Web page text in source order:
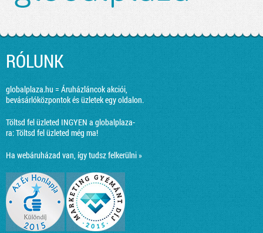
RÓLUNK
globalplaza.hu = Áruházláncok akciói,
bevásárlóközpontok és üzletek egy oldalon.
Töltsd fel üzleted INGYEN a globalplaza-
ra:Töltsd fel üzleted még ma!
Ha webáruházad van, így tudsz felkerülni »